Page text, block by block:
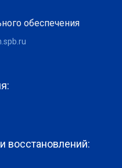
обеспечения
восстановлений: